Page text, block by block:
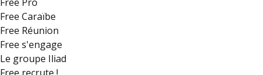
Free Caraïbe
Free Réunion
Free s'engage
Le groupe Iliad